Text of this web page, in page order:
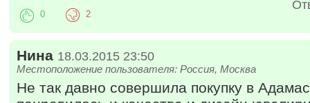
0 2
Нина 18.03.2015 23:50
Местоположение пользователя: Россия, Москва
Не так давно совершила покупку в